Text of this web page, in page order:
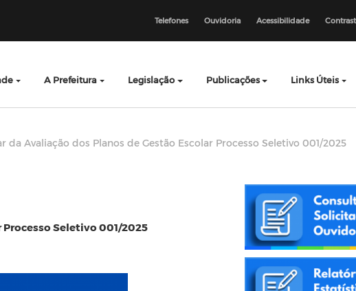
Telefones Ouvidoria Acessibilidade
A Prefeitura Legislação Publicações Links Úteis
da Avaliação dos Planos de Gestão Escolar Processo Seletivo 001/2025
Seletivo 001/2025